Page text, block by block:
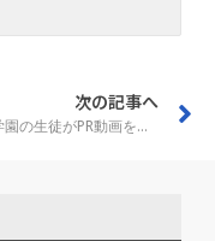
次の記事へ
歌志内学園の生徒がPR動画を作成